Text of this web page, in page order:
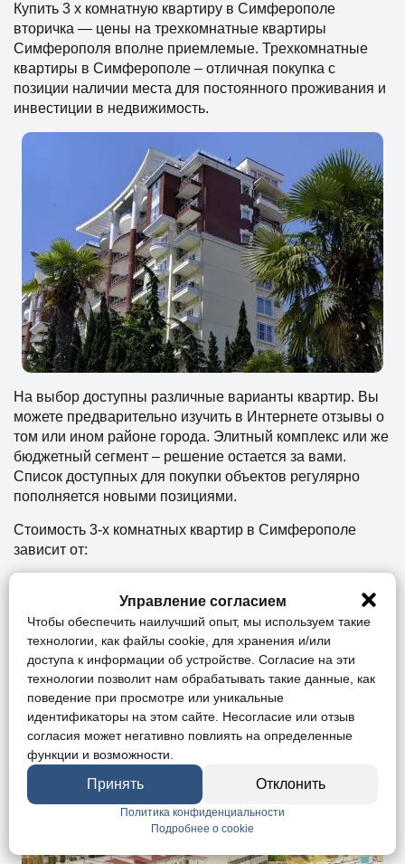
Купить 3 х комнатную квартиру в Симферополе
вторичка — цены на трехкомнатные квартиры
Симферополя вполне приемлемые. Трехкомнатные
квартиры в Симферополе – отличная покупка с
позиции наличии места для постоянного проживания и
инвестиции в недвижимость.
На выбор доступны различные варианты квартир. Вы
можете предварительно изучить в Интернете отзывы о
том или ином районе города. Элитный комплекс или же
бюджетный сегмент – решение остается за вами.
Список доступных для покупки объектов регулярно
пополняется новыми позициями.
Стоимость 3-х комнатных квартир в Симферополе
зависит от:
Стадии строительства;
Особенностей локации;
Площади объекта.
Здесь предлагается на выбор множество вариантов.
Каждое объявление снабжено подробным описанием
объекта и фото.
Управление согласием
Чтобы обеспечить наилучший опыт, мы используем такие
технологии, как файлы cookie, для хранения и/или
доступа к информации об устройстве. Согласие на эти
технологии позволит нам обрабатывать такие данные, как
поведение при просмотре или уникальные
идентификаторы на этом сайте. Несогласие или отзыв
согласия может негативно повлиять на определенные
функции и возможности.
Принять Отклонить
Политика конфиденциальности
Подробнее о cookie